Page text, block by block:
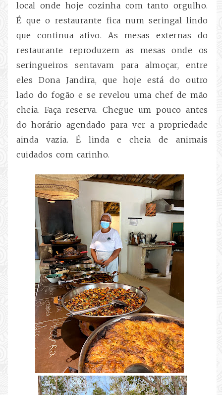
local onde hoje cozinha com tanto orgulho.
É que o restaurante fica num seringal lindo
que continua ativo. As mesas externas do
restaurante reproduzem as mesas onde os
seringueiros sentavam para almoçar, entre
eles Dona Jandira, que hoje está do outro
lado do fogão e se revelou uma chef de mão
cheia. Faça reserva. Chegue um pouco antes
do horário agendado para ver a propriedade
ainda vazia. É linda e cheia de animais
cuidados com carinho.